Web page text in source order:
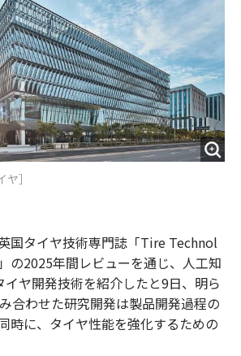
］
国タイヤ技術専門誌「Tire Technol
2025年間レビューを通じ、人工知
ヤ開発技術を紹介したと9日、明ら
合わせた研究開発は製品開発過程の
時に、タイヤ性能を強化するための